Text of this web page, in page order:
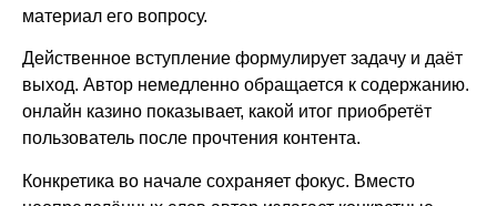
материал его вопросу.
Действенное вступление формулирует задачу и даёт
выход. Автор немедленно обращается к содержанию.
онлайн казино показывает, какой итог приобретёт
пользователь после прочтения контента.
Конкретика во начале сохраняет фокус. Вместо